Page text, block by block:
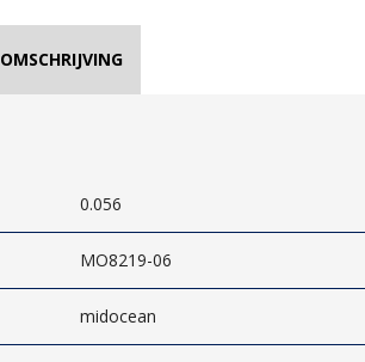
OMSCHRIJVING
0.056
MO8219-06
midocean